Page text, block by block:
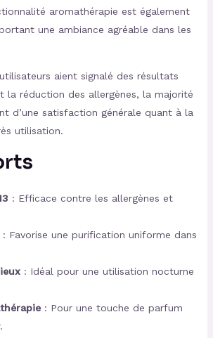
aromathérapie est également
une ambiance agréable dans les
aient signalé des résultats
la réduction des allergènes, la majorité
d’une satisfaction générale quant à la
utilisation.
: Efficace contre les allergènes et
Favorise une purification uniforme dans
: Idéal pour une utilisation nocturne
: Pour une touche de parfum